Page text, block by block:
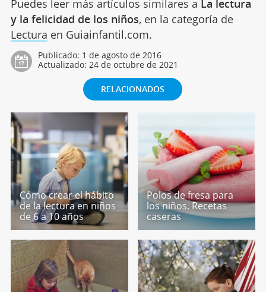
Puedes leer más artículos similares a La lectura
y la felicidad de los niños, en la categoría de
Lectura en Guiainfantil.com.
Publicado: 1 de agosto de 2016
Actualizado: 24 de octubre de 2021
RELACIONADOS
Cómo crear el hábito
de la lectura en niños
de 6 a 10 años
Polos de fresa para
los niños. Recetas
caseras